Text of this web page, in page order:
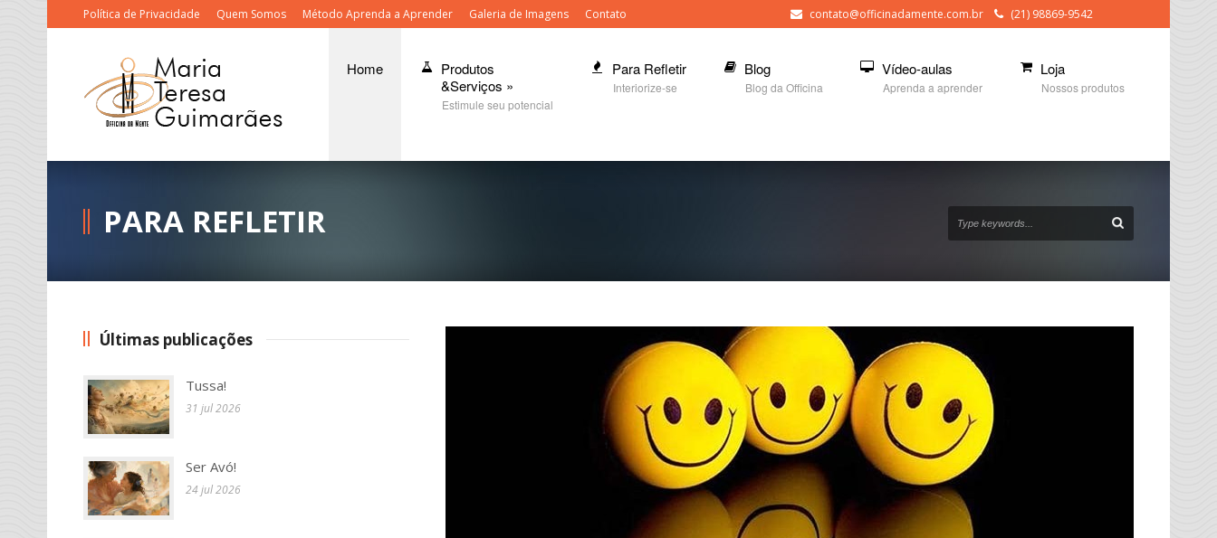
Política de Privacidade Quem Somos Método Aprenda a Aprender Galeria de Imagens Contato contato@officinadamente.com.br (21) 98869-9542
Home
Produtos
&Serviços »
Estimule seu potencial
Para Refletir
Interiorize-se
Blog
Blog da Officina
Vídeo-aulas
Aprenda a aprender
Loja
Nossos produtos
PARA REFLETIR
Últimas publicações
Tussa!
31 jul 2026
Ser Avó!
24 jul 2026